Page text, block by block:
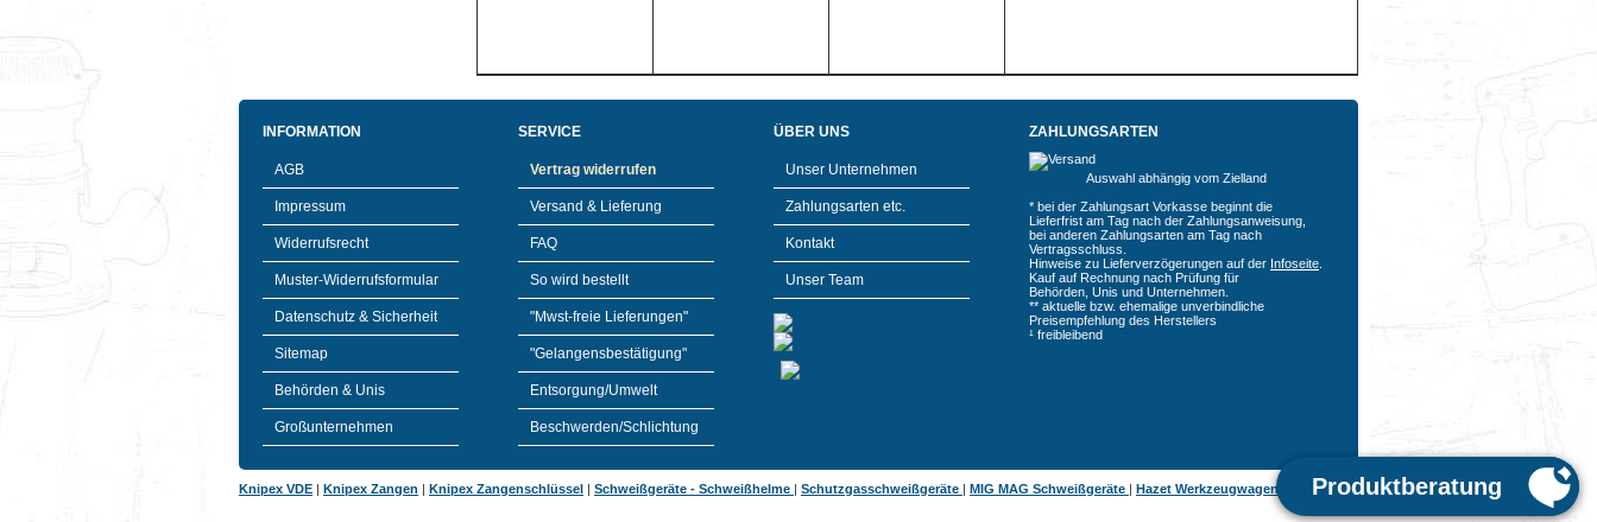
INFORMATION
AGB
Impressum
Widerrufsrecht
Muster-Widerrufsformular
Datenschutz & Sicherheit
Sitemap
Behörden & Unis
Großunternehmen
SERVICE
Vertrag widerrufen
Versand & Lieferung
FAQ
So wird bestellt
"Mwst-freie Lieferungen"
"Gelangensbestätigung"
Entsorgung/Umwelt
Beschwerden/Schlichtung
ÜBER UNS
Unser Unternehmen
Zahlungsarten etc.
Kontakt
Unser Team
ZAHLUNGSARTEN
Auswahl abhängig vom Zielland
* bei der Zahlungsart Vorkasse beginnt die
Lieferfrist am Tag nach der Zahlungsanweisung,
bei anderen Zahlungsarten am Tag nach
Vertragsschluss.
Hinweise zu Lieferverzögerungen auf der Infoseite
Kauf auf Rechnung nach Prüfung für
Behörden, Unis und Unternehmen.
** aktuelle bzw. ehemalige unverbindliche
Preisempfehlung des Herstellers
¹ freibleibend
Knipex VDE | Knipex Zangen | Knipex Zangenschlüssel | Schweißgeräte - Schweißhelme | Schutzgasschweißgeräte | MIG MAG Schweißgeräte | Hazet Werkzeugwagen